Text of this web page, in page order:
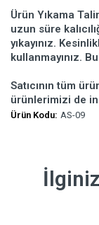
Ürün Yıkama
uzun süre
yıkayınız.
kullanmayınız.
Satıcının tüm
ürünlerimizi de
Ürün Kodu: AS-09